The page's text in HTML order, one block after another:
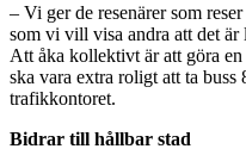
– Vi ger de resenärer som
som vi vill visa andra att det är
Att åka kollektivt är att göra
ska vara extra roligt att ta buss
trafikkontoret.
Bidrar till hållbar stad